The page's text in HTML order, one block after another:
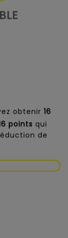
obtenir 16
points qui
de